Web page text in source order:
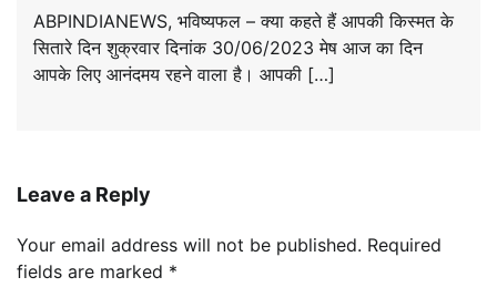
ABPINDIANEWS, भविष्यफल – क्या कहते हैं आपकी किस्मत के
सितारे दिन शुक्रवार दिनांक 30/06/2023 मेष आज का दिन
आपके लिए आनंदमय रहने वाला है। आपकी […]
Leave a Reply
Your email address will not be published. Required
fields are marked *